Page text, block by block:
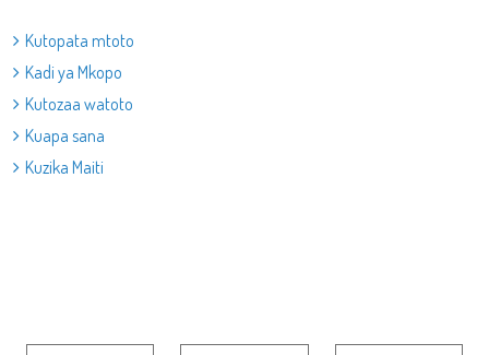
Kutopata mtoto
Kadi ya Mkopo
Kutozaa watoto
Kuapa sana
Kuzika Maiti